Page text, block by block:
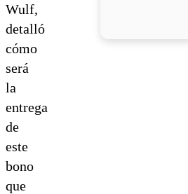
Wulf,
detalló
cómo
será
la
entrega
de
este
bono
que